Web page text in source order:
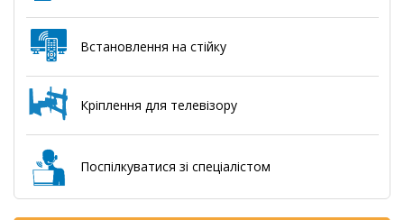
Встановлення на стійку
Кріплення для телевізору
Поспілкуватися зі спеціалістом